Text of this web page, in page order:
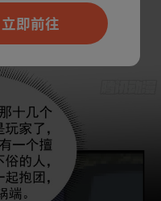
立即前往